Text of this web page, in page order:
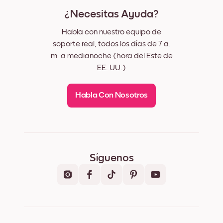
¿Necesitas Ayuda?
Habla con nuestro equipo de
soporte real, todos los días de 7 a.
m. a medianoche (hora del Este de
EE. UU.)
Habla Con Nosotros
Síguenos